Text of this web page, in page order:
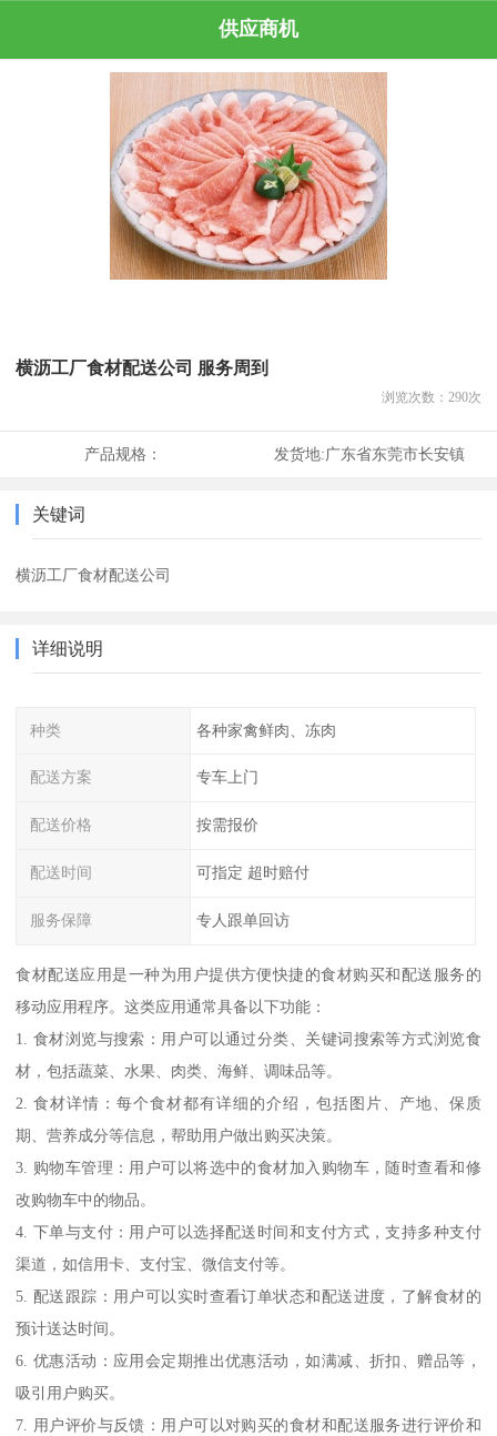
供应商机
横沥工厂食材配送公司 服务周到
浏览次数： 290次
产品规格： 发货地:广东省东莞市长安镇
关键词
横沥工厂食材配送公司
详细说明
种类 各种家禽鲜肉、冻肉
配送方案 专车上门
配送价格 按需报价
配送时间 可指定 超时赔付
服务保障 专人跟单回访
食材配送应用是一种为用户提供方便快捷的食材购买和配送服务的
移动应用程序。这类应用通常具备以下功能：
1. 食材浏览与搜索：用户可以通过分类、关键词搜索等方式浏览食
材，包括蔬菜、水果、肉类、海鲜、调味品等。
2. 食材详情：每个食材都有详细的介绍，包括图片、产地、保质
期、营养成分等信息，帮助用户做出购买决策。
3. 购物车管理：用户可以将选中的食材加入购物车，随时查看和修
改购物车中的物品。
4. 下单与支付：用户可以选择配送时间和支付方式，支持多种支付
渠道，如信用卡、支付宝、微信支付等。
5. 配送跟踪：用户可以实时查看订单状态和配送进度，了解食材的
预计送达时间。
6. 优惠活动：应用会定期推出优惠活动，如满减、折扣、赠品等，
吸引用户购买。
7. 用户评价与反馈：用户可以对购买的食材和配送服务进行评价和